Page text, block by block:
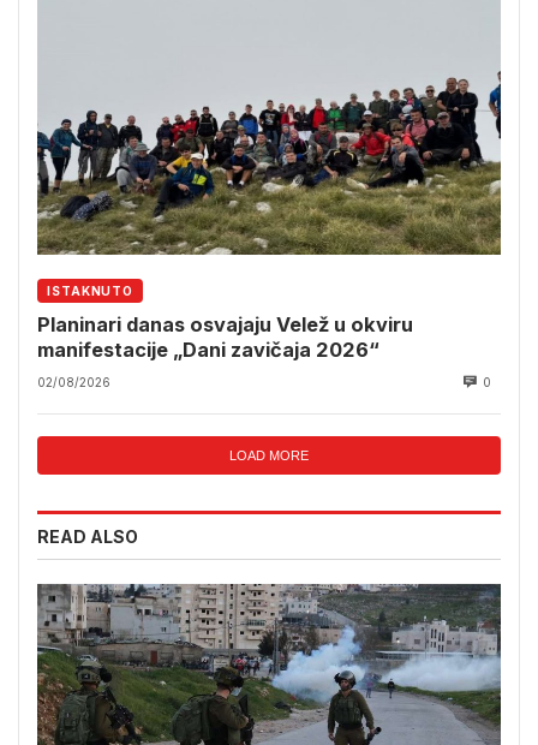
ISTAKNUTO
Planinari danas osvajaju Velež u okviru
manifestacije „Dani zavičaja 2026“
02/08/2026 0
LOAD MORE
READ ALSO